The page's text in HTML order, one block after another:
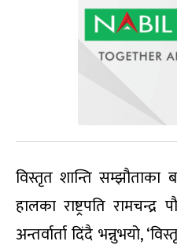
विस्तृत शान्ति सम्झौताका
हालका राष्ट्रपति
अन्तर्वार्ता दिंदै भन्नुभयो,